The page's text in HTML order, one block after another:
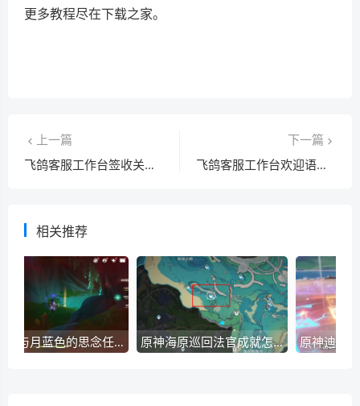
更多教程尽在下载之家。
上一篇
飞鸽客服工作台签收关怀怎么开启？飞鸽客服工作台签收关怀开启教程
下一篇
飞鸽客服工作台欢迎语怎么设置?飞鸽客服工作台欢迎语设置方法
相关推荐
原神心与月蓝色的思念任务如何操作？-原神心与月蓝色的思念任务玩法攻略详细介绍 原神海原巡回法官成就怎么获得？原神海原巡回法官成就攻略